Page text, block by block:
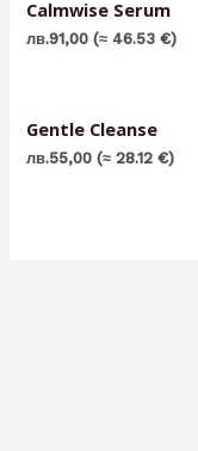
Calmwise Serum
лв.91,00 (≈ 46.53 €)
Gentle Cleanse
лв.55,00 (≈ 28.12 €)